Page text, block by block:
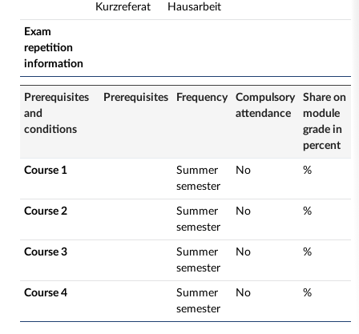
Kurzreferat
Hausarbeit
Exam
repetition
information
Prerequisites
and
conditions
Prerequisites Frequency
Compulsory
attendance
Share on
module
grade in
percent
Course 1
Summer
semester
No %
Course 2
Summer
semester
No %
Course 3
Summer
semester
No %
Course 4
Summer
semester
No %